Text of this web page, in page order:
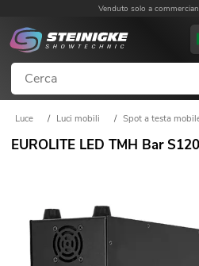
Venduto solo a
Luce / Luci mobili / Spot a testa
EUROLITE LED TMH Bar